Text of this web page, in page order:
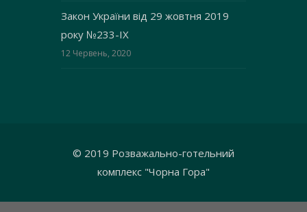
Закон України від 29 жовтня 2019
року №233-IX
12 Червень, 2020
© 2019 Розважально-готельний
комплекс "Чорна Гора"